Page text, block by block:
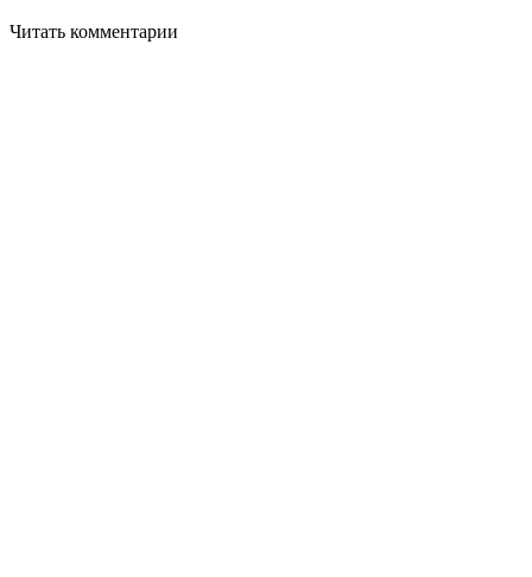
Читать комментарии